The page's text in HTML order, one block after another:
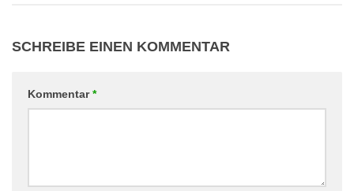
SCHREIBE EINEN KOMMENTAR
Kommentar*